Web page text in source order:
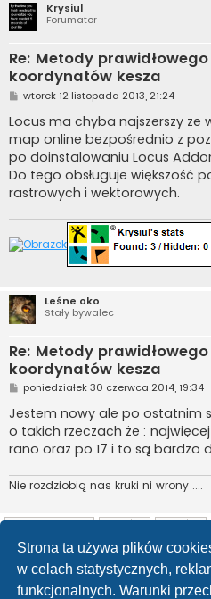
Strona ta używa plików
w celach statystycznych,
funkcjonalnych. Warunki
Krysiul
Forumator
Re: Metody
koordynatów kesza
P
s
t
wtorek 12 listopada 2013, 21:24
Locus ma chyba najszerszy ze
map online bezpośrednio z
po doinstalowaniu Locus
Do tego obsługuje większość
rastrowych i wektorowych.
Leśne oko
Stały bywalec
Re: Metody
koordynatów kesza
P
o
s
t
poniedziałek 30 czerwca 2014, 19:34
Jestem nowy ale po ostatnim
o takich rzeczach że :
rano oraz po 17 i to są bardzo
Nie rozdziobią nas kruki ni wrony ....
Posty: 24